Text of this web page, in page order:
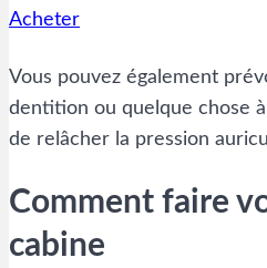
Acheter
Vous pouvez également
dentition ou quelque chose
de relâcher la pression
Comment faire
cabine